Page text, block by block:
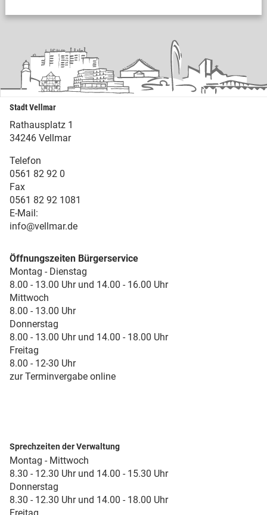
Stadt Vellmar
Rathausplatz 1
34246 Vellmar
Telefon
0561 82 92 0
Fax
0561 82 92 1081
E-Mail:
info@vellmar.de
Öffnungszeiten Bürgerservice
Montag - Dienstag
8.00 - 13.00 Uhr und 14.00 - 16.00 Uhr
Mittwoch
8.00 - 13.00 Uhr
Donnerstag
8.00 - 13.00 Uhr und 14.00 - 18.00 Uhr
Freitag
8.00 - 12-30 Uhr
zur Terminvergabe online
Sprechzeiten der Verwaltung
Montag - Mittwoch
8.30 - 12.30 Uhr und 14.00 - 15.30 Uhr
Donnerstag
8.30 - 12.30 Uhr und 14.00 - 18.00 Uhr